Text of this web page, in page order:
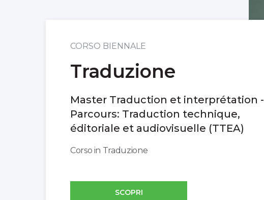
CORSO BIENNALE
Traduzione
Master Traduction et interprétation -
Parcours: Traduction technique,
éditoriale et audiovisuelle (TTEA)
Corso in Traduzione
SCOPRI